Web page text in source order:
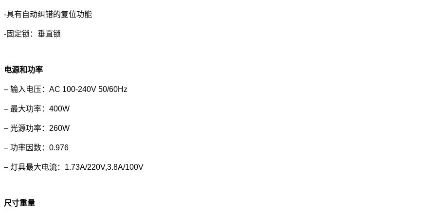
-具有自动纠错的复位功能
-固定锁：垂直锁
电源和功率
– 输入电压：AC 100-240V 50/60Hz
– 最大功率：400W
– 光源功率：260W
– 功率因数：0.976
– 灯具最大电流：1.73A/220V,3.8A/100V
尺寸重量